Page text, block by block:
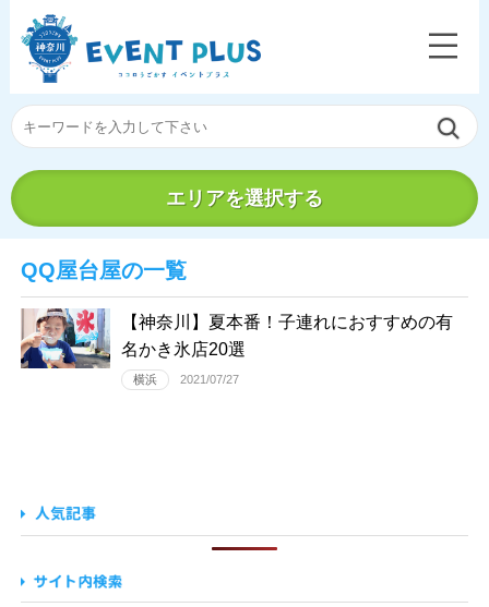
エリアを選択する
QQ屋台屋の一覧
【神奈川】夏本番！子連れにおすすめの有
名かき氷店20選
横浜 2021/07/27